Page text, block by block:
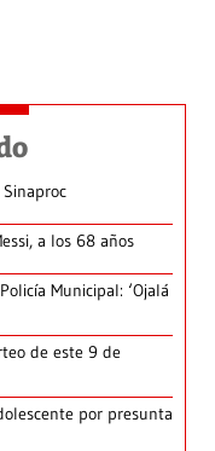
a los 68 años
Municipal: ‘Ojalá
de este 9 de
por presunta